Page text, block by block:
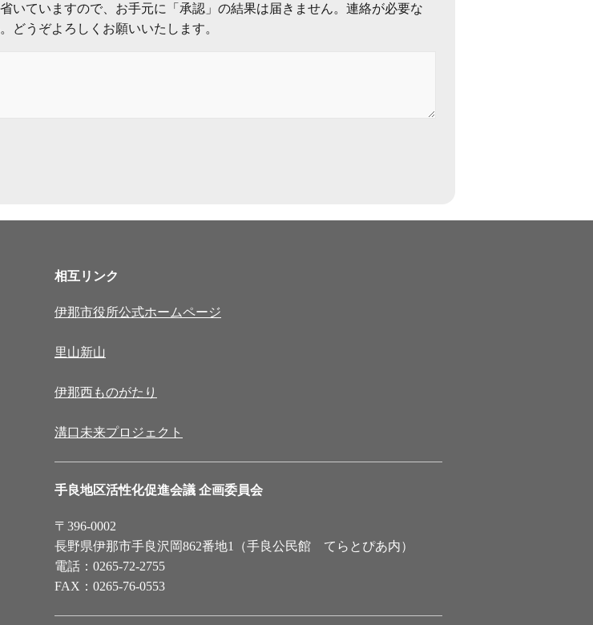
いていますので、お手元に「承認」の結果は届きません。連絡が必要な
どうぞよろしくお願いいたします。
相互リンク
伊那市役所公式ホームページ
里山新山
伊那西ものがたり
溝口未来プロジェクト
手良地区活性化促進会議 企画委員会
〒396-0002
長野県伊那市手良沢岡862番地1（手良公民館 てらとぴあ内）
電話：0265-72-2755
FAX：0265-76-0553